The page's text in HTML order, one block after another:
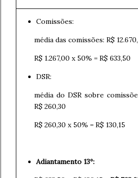
Comissões:
média das comissões: R$
R$ 1.267,00 x 50% = R$ 633,50
DSR:
média do DSR sobre
R$ 260,30
R$ 260,30 x 50% = R$ 130,15
Adiantamento 13º: